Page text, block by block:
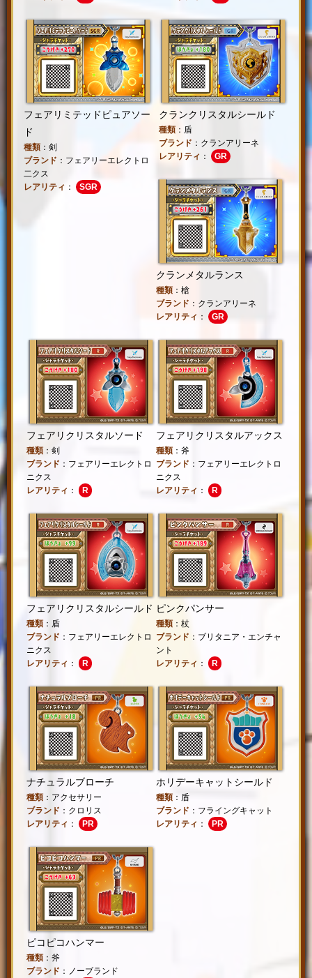
フェアリミテッドピュアソー
ド
種類 ：剣
ブランド ：フェアリーエレクトロ
二クス
レアリティ ： SGR
クランクリスタルシールド
種類：盾
ブランド ：クランアリーネ
レアリティ ： GR
クランメタルランス
種類：槍
ブランド ：クランアリーネ
レアリティ ： GR
フェアリクリスタルソード
種類：剣
ブランド ：フェアリーエレクトロ
ニクス
レアリティ ： R
フェアリクリスタルアックス
種類：斧
ブランド ：フェアリーエレクトロ
ニクス
レアリティ ： R
フェアリクリスタルシールド
種類：盾
ブランド ：フェアリーエレクトロ
ニクス
レアリティ ： R
ピンクパンサー
種類：杖
ブランド ：ブリタニア・エンチャ
ント
レアリティ ： R
ナチュラルブローチ
種類：アクセサリー
ブランド ：クロリス
レアリティ ： PR
ホリデーキャットシールド
種類：盾
ブランド ：フライングキャット
レアリティ ： PR
ピコピコハンマー
種類：斧
ブランド ：ノーブランド